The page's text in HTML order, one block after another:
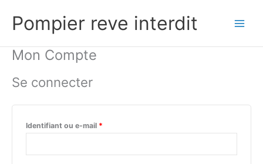
contenu
Pompier reve interdit
Mon Compte
Se connecter
Identifiant ou e-mail *